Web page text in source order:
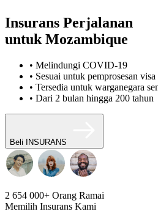
Insurans Perjalanan
untuk Mozambique
• Melindungi COVID-19
• Sesuai untuk pemprosesan visa
• Tersedia untuk warganegara
• Dari 2 bulan hingga 200 tahun
Beli INSURANS
2 654 000+ Orang Ramai
Memilih Insurans Kami